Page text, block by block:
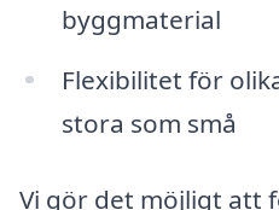
byggmaterial
Flexibilitet för
stora som små
Vi gör det möjligt att